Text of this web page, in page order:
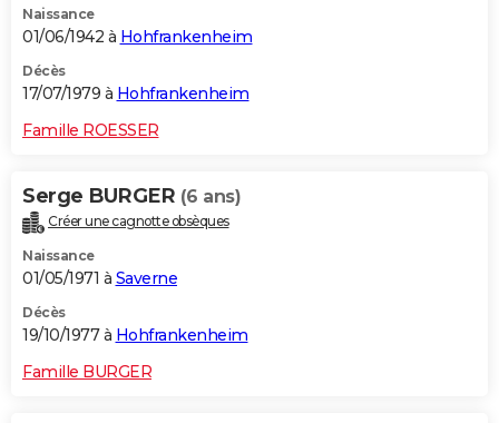
Naissance
01/06/1942 à Hohfrankenheim
Décès
17/07/1979 à Hohfrankenheim
Famille ROESSER
Serge BURGER (6 ans)
Créer une cagnotte obsèques
Naissance
01/05/1971 à Saverne
Décès
19/10/1977 à Hohfrankenheim
Famille BURGER